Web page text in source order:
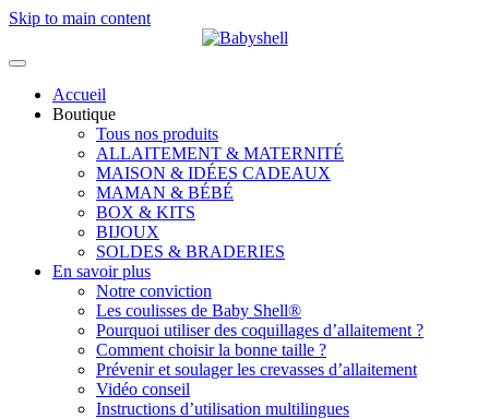
Skip to main content
Accueil
Boutique
Tous nos produits
ALLAITEMENT & MATERNITÉ
MAISON & IDÉES CADEAUX
MAMAN & BÉBÉ
BOX & KITS
BIJOUX
SOLDES & BRADERIES
En savoir plus
Notre conviction
Les coulisses de Baby Shell®
Pourquoi utiliser des coquillages d’allaitement ?
Comment choisir la bonne taille ?
Prévenir et soulager les crevasses d’allaitement
Vidéo conseil
Instructions d’utilisation multilingues